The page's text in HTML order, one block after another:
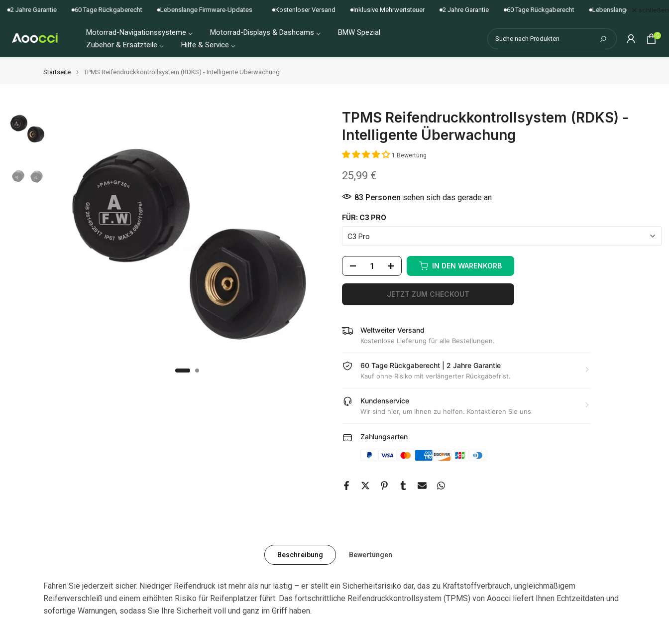
Zum
springen
Garantie 60 Tage Rückgaberecht Lebenslange Firmware-Updates Kostenloser Versand Inklusive Mehrwertsteuer 2 Jahre Garantie 60 Tage Rückgaberecht Lebenslange Firmware-Updates
schließen
Motorrad-Navigationssysteme ⌵ Motorrad-Displays & Dashcams ⌵
BMW Spezial
Zubehör & Ersatzteile ⌵
Hilfe & Service ⌵
0
Startseite TPMS Reifendruckkontrollsystem (RDKS) - Intelligente Überwachung
TPMS Reifendruckkontrollsystem (RDKS) -
Intelligente Überwachung
1 Bewertung
25,99 €
83 Personen sehen sich das gerade an
FÜR: C3 PRO
C3 Pro
IN DEN WARENKORB
JETZT ZUM CHECKOUT
Weltweiter Versand
Kostenlose Lieferung für alle Bestellungen.
60 Tage Rückgaberecht | 2 Jahre Garantie
Kauf ohne Risiko mit verlängerter Rückgabefrist.
Kundenservice
Wir sind hier, um Ihnen zu helfen. Kontaktieren Sie uns
Zahlungsarten
Beschreibung Bewertungen
Fahren Sie jederzeit sicher. Niedriger Reifendruck ist mehr als nur lästig – er stellt ein Sicherheitsrisiko dar, das zu Kraftstoffverbrauch, ungleichmäßigem
Reifenverschleiß und einem erhöhten Risiko für Reifenplatzer führt. Das fortschrittliche Reifendruckkontrollsystem (TPMS) von Aoocci liefert Ihnen Echtzeitdaten und
sofortige Warnungen, sodass Sie Ihre Sicherheit voll und ganz im Griff haben.